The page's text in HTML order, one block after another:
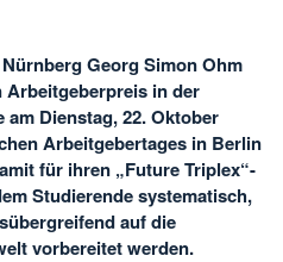
Georg Simon Ohm
Arbeitgeberpreis in der
Dienstag, 22. Oktober
Arbeitgebertages in Berlin
für ihren „Future Triplex“-
Studierende systematisch,
auf die
vorbereitet werden.